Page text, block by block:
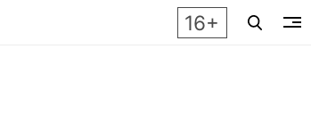
16+